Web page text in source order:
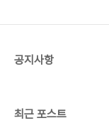
공지사항
최근 포스트